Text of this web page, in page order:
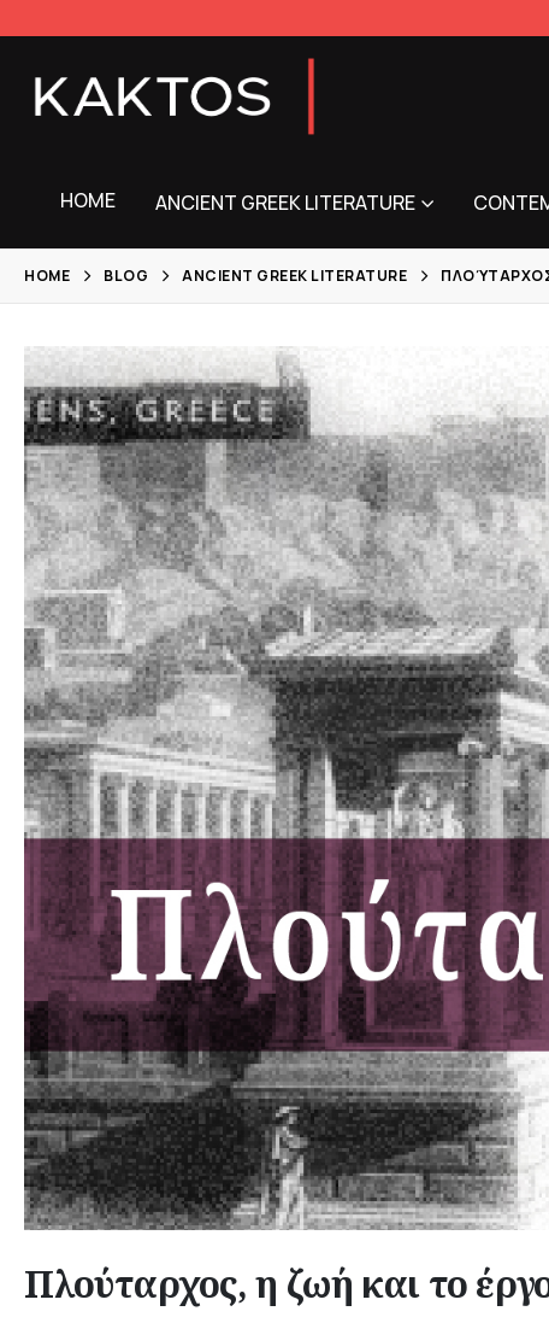
HOME ANCIENT GREEK LITERATURE
HOME BLOG ANCIENT GREEK LITERATURE
Πλούταρχος, η ζωή και το